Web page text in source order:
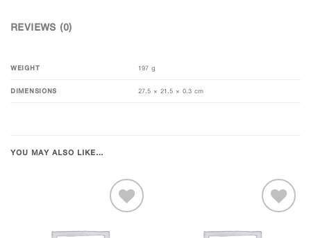
REVIEWS (0)
WEIGHT
197 g
DIMENSIONS
27.5 × 21.5 × 0.3 cm
YOU MAY ALSO LIKE…